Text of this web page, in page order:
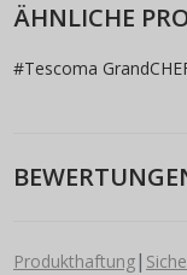
ÄHNLICHE
#Tescoma
Produkthaftung|